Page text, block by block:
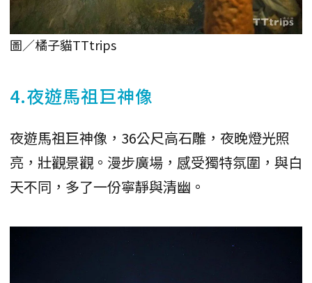
圖／橘子貓TTtrips
4.夜遊馬祖巨神像
夜遊馬祖巨神像，36公尺高石雕，夜晚燈光照
亮，壯觀景觀。漫步廣場，感受獨特氛圍，與白
天不同，多了一份寧靜與清幽。